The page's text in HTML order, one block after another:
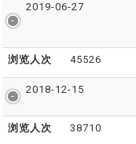
2019-06-27
浏览人次 45526
2018-12-15
浏览人次 38710